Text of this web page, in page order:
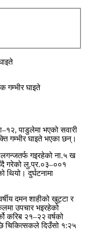
पाडुलेमा भएको सवारी
गम्भीर घाइते भएका छन्।
गइरहेको ना.५ ख
गरेको लु.प्र.०३–००१
दुर्घटनामा
दमन शाहीको खुट्टा र
उपचार भइरहेको
करिब २१–२२ वर्षको
चिकित्सकले दिउँसो १:२५